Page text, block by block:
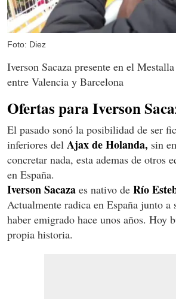
Foto: Diez
Iverson Sacaza presente en el
entre Valencia y Barcelona
Ofertas para Iverson
El pasado sonó la posibilidad de ser
inferiores del Ajax de Holanda, sin
concretar nada, esta ademas de otros
en España.
Iverson Sacaza es nativo de Río
Actualmente radica en España junto
haber emigrado hace unos años. Hoy
propia historia.